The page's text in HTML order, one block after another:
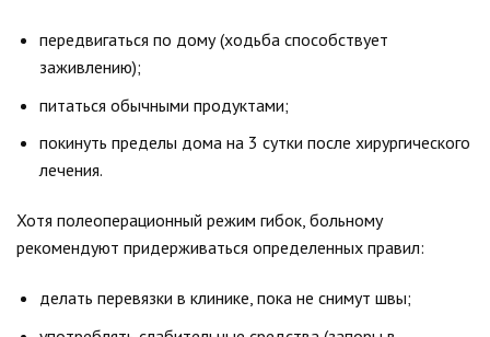
передвигаться по дому (ходьба способствует
заживлению);
питаться обычными продуктами;
покинуть пределы дома на 3 сутки после хирургического
лечения.
Хотя полеоперационный режим гибок, больному
рекомендуют придерживаться определенных правил:
делать перевязки в клинике, пока не снимут швы;